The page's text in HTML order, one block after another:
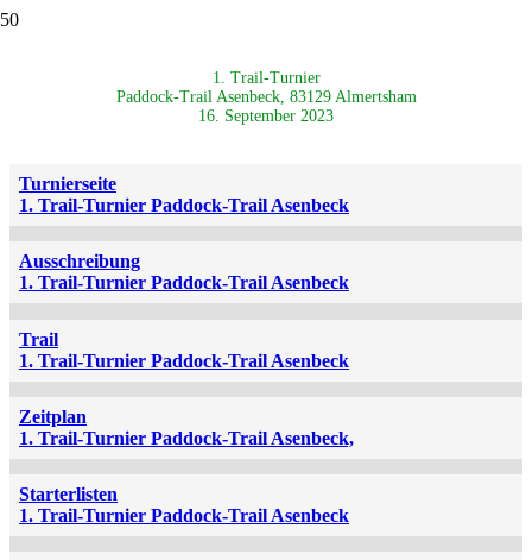
1. Trail-Turnier
Paddock-Trail Asenbeck, 83129 Almertsham
16. September 2023
Turnierseite
1. Trail-Turnier Paddock-Trail Asenbeck
Ausschreibung
1. Trail-Turnier Paddock-Trail Asenbeck
Trail
1. Trail-Turnier Paddock-Trail Asenbeck
Zeitplan
1. Trail-Turnier Paddock-Trail Asenbeck,
Starterlisten
1. Trail-Turnier Paddock-Trail Asenbeck